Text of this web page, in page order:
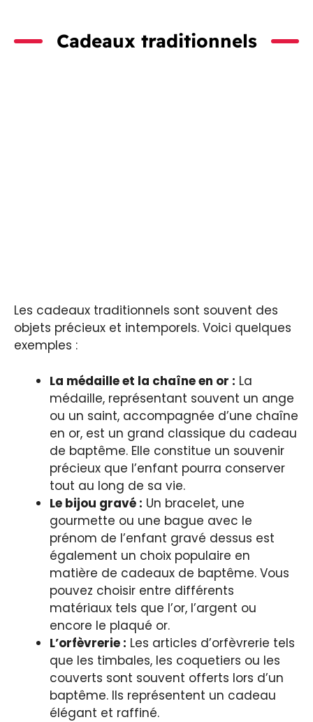
Cadeaux traditionnels
Les cadeaux traditionnels sont souvent des
objets précieux et intemporels. Voici quelques
exemples :
La médaille et la chaîne en or : La
médaille, représentant souvent un ange
ou un saint, accompagnée d’une chaîne
en or, est un grand classique du cadeau
de baptême. Elle constitue un souvenir
précieux que l’enfant pourra conserver
tout au long de sa vie.
Le bijou gravé : Un bracelet, une
gourmette ou une bague avec le
prénom de l’enfant gravé dessus est
également un choix populaire en
matière de cadeaux de baptême. Vous
pouvez choisir entre différents
matériaux tels que l’or, l’argent ou
encore le plaqué or.
L’orfèvrerie : Les articles d’orfèvrerie tels
que les timbales, les coquetiers ou les
couverts sont souvent offerts lors d’un
baptême. Ils représentent un cadeau
élégant et raffiné.